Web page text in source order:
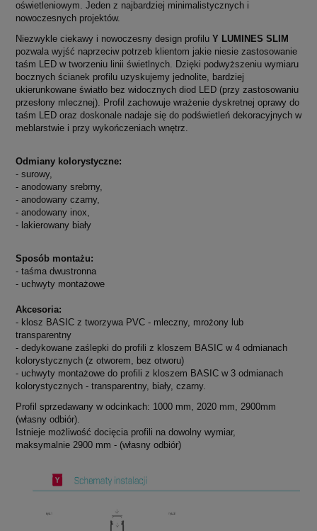
oświetleniowym. Jeden z najbardziej minimalistycznych i
nowoczesnych projektów.
Niezwykle ciekawy i nowoczesny design profilu Y LUMINES SLIM
pozwala wyjść naprzeciw potrzeb klientom jakie niesie zastosowanie
taśm LED w tworzeniu linii świetlnych. Dzięki podwyższeniu wymiaru
bocznych ścianek profilu uzyskujemy jednolite, bardziej
ukierunkowane światło bez widocznych diod LED (przy zastosowaniu
przesłony mlecznej). Profil zachowuje wrażenie dyskretnej oprawy do
taśm LED oraz doskonale nadaje się do podświetleń dekoracyjnych w
meblarstwie i przy wykończeniach wnętrz.
Odmiany kolorystyczne:
- surowy,
- anodowany srebrny,
- anodowany czarny,
- anodowany inox,
- lakierowany biały
Sposób montażu:
- taśma dwustronna
- uchwyty montażowe
Akcesoria:
- klosz BASIC z tworzywa PVC - mleczny, mrożony lub
transparentny
- dedykowane zaślepki do profili z kloszem BASIC w 4 odmianach
kolorystycznych (z otworem, bez otworu)
- uchwyty montażowe do profili z kloszem BASIC w 3 odmianach
kolorystycznych - transparentny, biały, czarny.
Profil sprzedawany w odcinkach: 1000 mm, 2020 mm, 2900mm
(własny odbiór).
Istnieje możliwość docięcia profili na dowolny wymiar,
maksymalnie 2900 mm - (własny odbiór)